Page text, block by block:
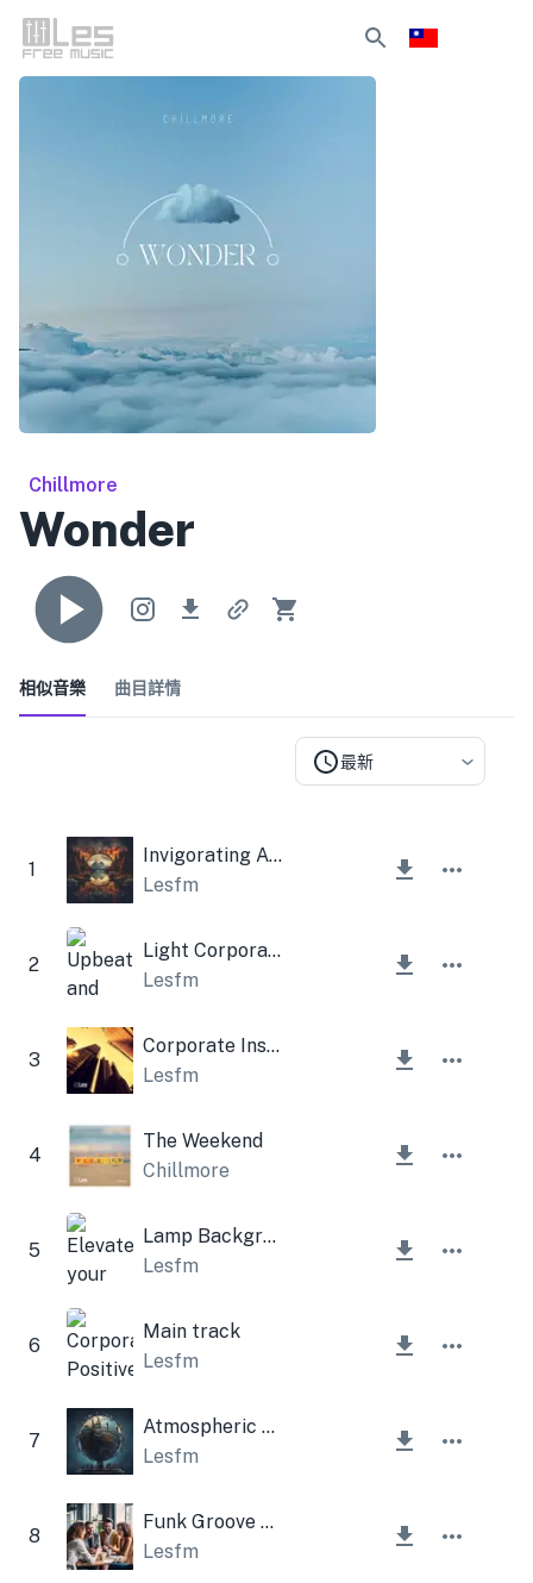
Chillmore
Wonder
相似音樂 曲目詳情
最新
1
Invigorating Ambient
Lesfm
2
Light Corporate Background
Lesfm
3
Corporate Inspiration
Lesfm
4
The Weekend
Chillmore
5
Lamp Background Corporate
Lesfm
6
Main track
Lesfm
7
Atmospheric Morning Corporate
Lesfm
8
Funk Groove Nature
Lesfm